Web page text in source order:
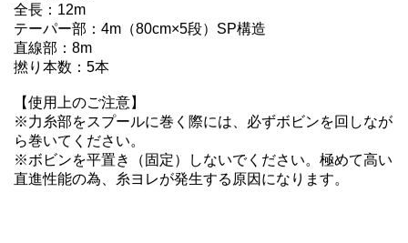
全長：12m
テーパー部：4m（80cm×5段）SP構造
直線部：8m
撚り本数：5本
【使用上のご注意】
※力糸部をスプールに巻く際には、必ずボビンを回しなが
ら巻いてください。
※ボビンを平置き（固定）しないでください。極めて高い
直進性能の為、糸ヨレが発生する原因になります。